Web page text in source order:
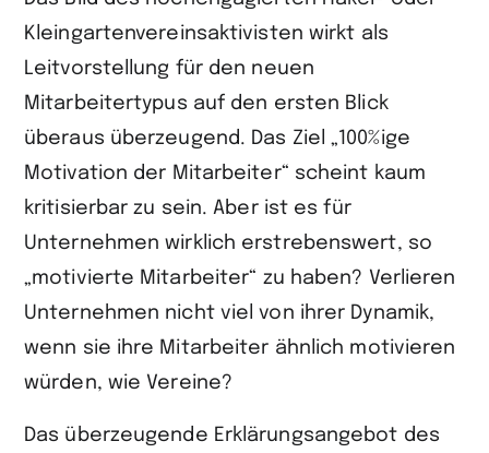
Kleingartenvereinsaktivisten wirkt als
Leitvorstellung für den neuen
Mitarbeitertypus auf den ersten Blick
überaus überzeugend. Das Ziel „100%ige
Motivation der Mitarbeiter“ scheint kaum
kritisierbar zu sein. Aber ist es für
Unternehmen wirklich erstrebenswert, so
„motivierte Mitarbeiter“ zu haben? Verlieren
Unternehmen nicht viel von ihrer Dynamik,
wenn sie ihre Mitarbeiter ähnlich motivieren
würden, wie Vereine?
Das überzeugende Erklärungsangebot des